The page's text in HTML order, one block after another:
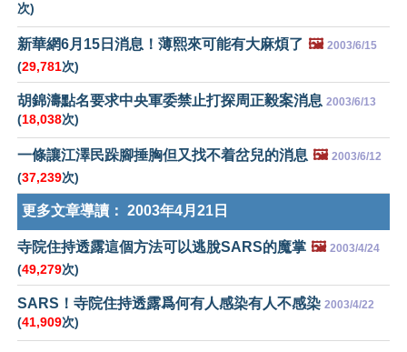
次)
新華網6月15日消息！薄熙來可能有大麻煩了 🖼️ 2003/6/15
(29,781次)
胡錦濤點名要求中央軍委禁止打探周正毅案消息 2003/6/13
(18,038次)
一條讓江澤民跺腳捶胸但又找不着岔兒的消息 🖼️ 2003/6/12
(37,239次)
更多文章導讀： 2003年4月21日
寺院住持透露這個方法可以逃脫SARS的魔掌 🖼️ 2003/4/24
(49,279次)
SARS！寺院住持透露爲何有人感染有人不感染 2003/4/22
(41,909次)